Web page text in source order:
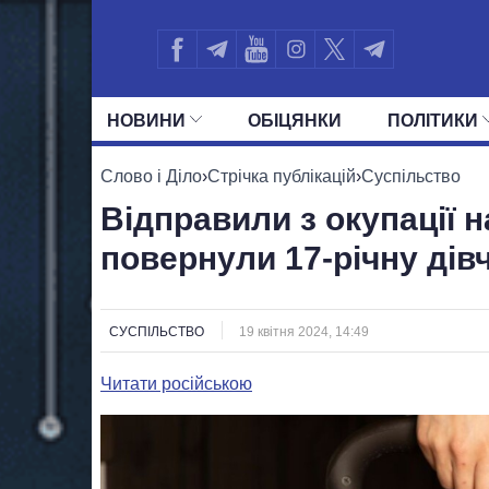
НОВИНИ ОБIЦЯНКИ ПОЛIТИКИ
УСІ ПОЛІТИКИ ПРЕЗИДЕНТ І ОФІС
Слово і Діло›Стрічка публікацій›Суспільство
Відправили з окупації
повернули 17-річну
СУСПІЛЬСТВО 19 квітня 2024, 14:49
Читати російською